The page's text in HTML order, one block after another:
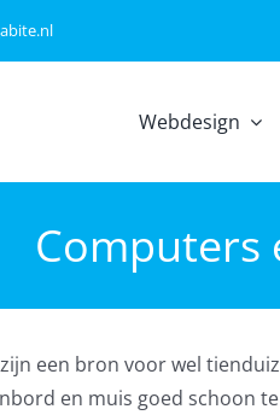
Webdesign
Computers
een bron voor wel
en muis goed schoon